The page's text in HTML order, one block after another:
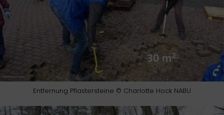
Entfernung Pflastersteine © Charlotte Hock NABU